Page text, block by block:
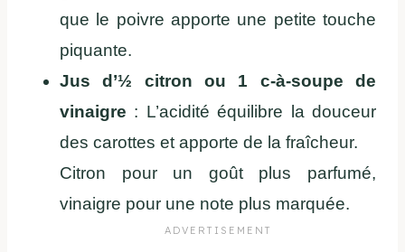
que le poivre apporte une petite touche
piquante.
Jus d’½ citron ou 1 c-à-soupe de
vinaigre : L’acidité équilibre la douceur
des carottes et apporte de la fraîcheur.
Citron pour un goût plus parfumé,
vinaigre pour une note plus marquée.